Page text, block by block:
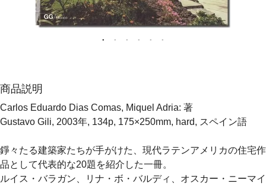
商品説明
Carlos Eduardo Dias Comas, Miquel Adria: 著
Gustavo Gili, 2003年, 134p, 175×250mm, hard, スペイン語
錚々たる建築家たちが手がけた、現代ラテンアメリカの住宅作
品として代表的な20題を紹介した一冊。
ルイス・バラガン、リナ・ボ・バルディ、オスカー・ニーマイ